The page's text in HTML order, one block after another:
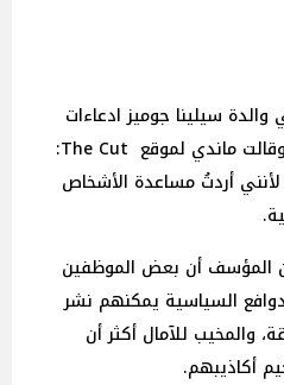
سيلينا جوميز ادعاءات
تعاطيها وإدمانها المخدرات، وقالت ماندي لموقع The Cut:
أسستُ شركة Wondermind لأنني أردتُ مساعدة الأشخاص
المؤسف أن بعض الموظفين
السياسية يمكنهم نشر
والمخيب للآمال أكثر أن
أكاذيبهم.